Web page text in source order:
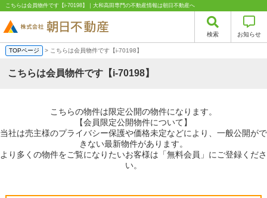
こちらは会員物件です【i-70198】｜大和高田専門の不動産情報は朝日不動産へ
検索 お知らせ
TOPページ > こちらは会員物件です【i-70198】
こちらは会員物件です【i-70198】
こちらの物件は限定公開の物件になります。
【会員限定公開物件について】
当社は売主様のプライバシー保護や価格未定などにより、一般公開がで
きない最新物件があります。
より多くの物件をご覧になりたいお客様は「無料会員」にご登録くださ
い。